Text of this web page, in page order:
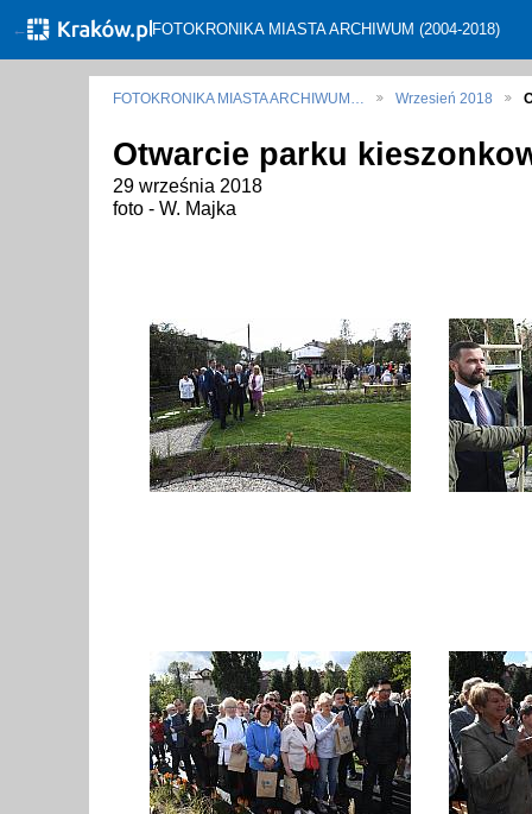
← FOTOKRONIKA MIASTA ARCHIWUM (2004-2018)
FOTOKRONIKA MIASTA ARCHIWUM… Wrzesień 2018
Otwarcie parku
29 września 2018
foto - W. Majka